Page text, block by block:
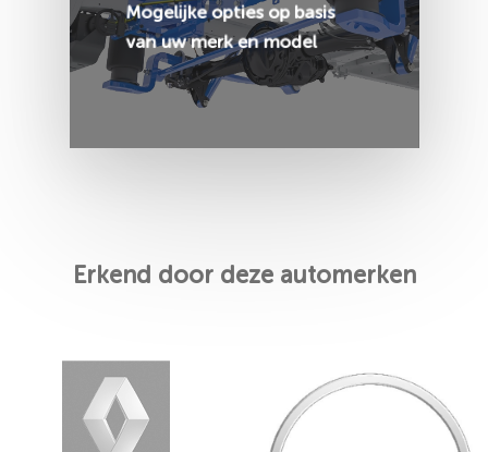
Mogelijke opties op basis
van uw merk en model
Erkend door deze automerken